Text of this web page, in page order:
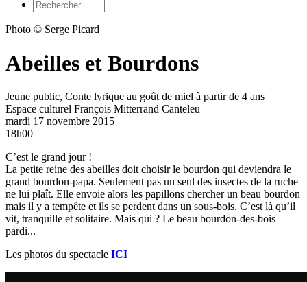
Photo © Serge Picard
Abeilles et Bourdons
Jeune public, Conte lyrique au goût de miel à partir de 4 ans
Espace culturel François Mitterrand Canteleu
mardi 17 novembre 2015
18h00
C’est le grand jour !
La petite reine des abeilles doit choisir le bourdon qui deviendra le
grand bourdon-papa. Seulement pas un seul des insectes de la ruche
ne lui plaît. Elle envoie alors les papillons chercher un beau bourdon
mais il y a tempête et ils se perdent dans un sous-bois. C’est là qu’il
vit, tranquille et solitaire. Mais qui ? Le beau bourdon-des-bois
pardi...
Les photos du spectacle ICI